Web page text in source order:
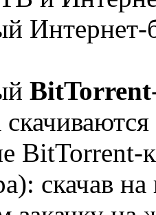
Интернет-
BitTorrent
BitTorrent-
скачав